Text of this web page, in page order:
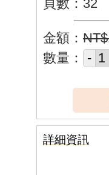
頁數：32
金額：
數量：
詳細資訊